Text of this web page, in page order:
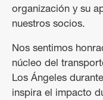
organización y su
nuestros socios.
Nos sentimos
núcleo del
Los Ángeles
inspira el impacto